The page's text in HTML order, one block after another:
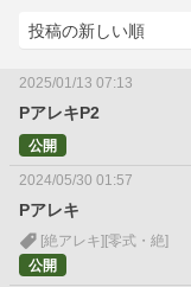
2025/01/13 07:13
PアレキP2
公開
2024/05/30 01:57
Pアレキ
[絶アレキ] [零式・絶]
公開